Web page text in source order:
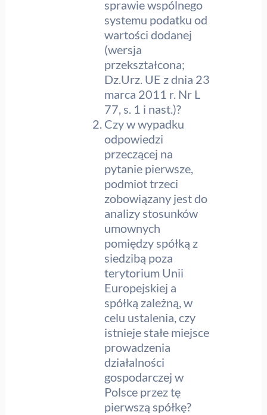
sprawie wspólnego
systemu podatku od
wartości dodanej
(wersja
przekształcona;
Dz.Urz. UE z dnia 23
marca 2011 r. Nr L
77, s. 1 i nast.)?
Czy w wypadku
odpowiedzi
przeczącej na
pytanie pierwsze,
podmiot trzeci
zobowiązany jest do
analizy stosunków
umownych
pomiędzy spółką z
siedzibą poza
terytorium Unii
Europejskiej a
spółką zależną, w
celu ustalenia, czy
istnieje stałe miejsce
prowadzenia
działalności
gospodarczej w
Polsce przez tę
pierwszą spółkę?